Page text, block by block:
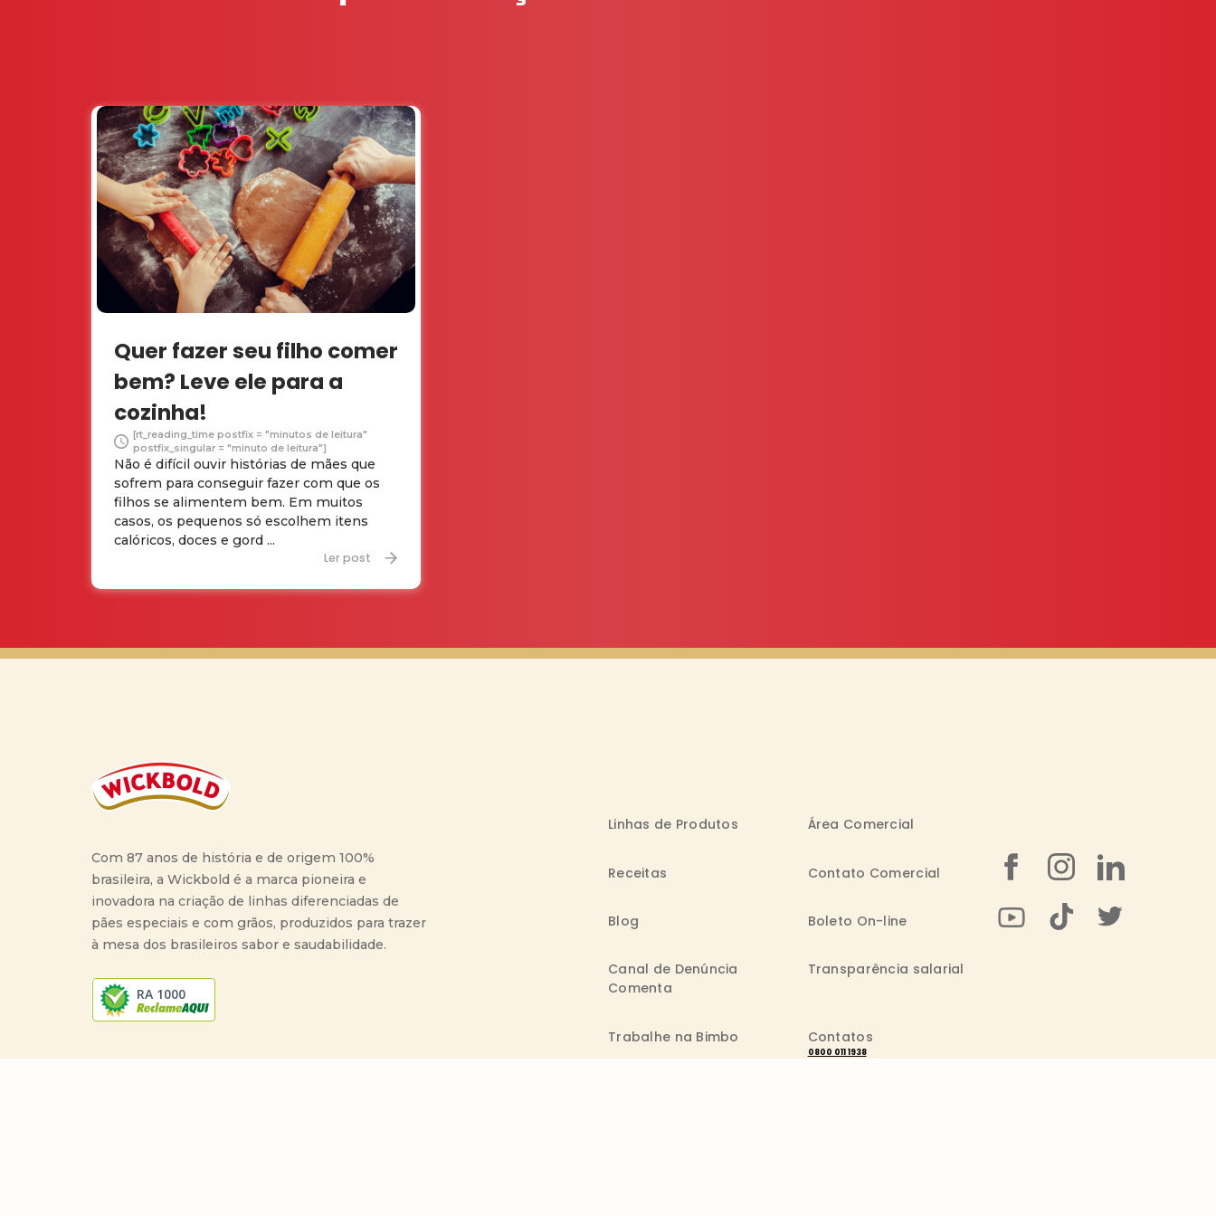
Quer fazer seu filho comer
bem? Leve ele para a
cozinha!
[rt_reading_time postfix = "minutos de leitura"
postfix_singular = "minuto de leitura"]
Não é difícil ouvir histórias de mães que
sofrem para conseguir fazer com que os
filhos se alimentem bem. Em muitos
casos, os pequenos só escolhem itens
calóricos, doces e gord ...
Ler post
Com 87 anos de história e de origem 100%
brasileira, a Wickbold é a marca pioneira e
inovadora na criação de linhas diferenciadas de
pães especiais e com grãos, produzidos para trazer
à mesa dos brasileiros sabor e saudabilidade.
RA 1000
Linhas de Produtos Área Comercial
Receitas Contato Comercial
Blog Boleto On-line
Canal de Denúncia
Comenta
Transparência salarial
Trabalhe na Bimbo Contatos
0800 011 1938